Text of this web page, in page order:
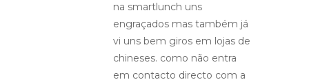
na smartlunch uns
engraçados mas também já
vi uns bem giros em lojas de
chineses. como não entra
em contacto directo com a